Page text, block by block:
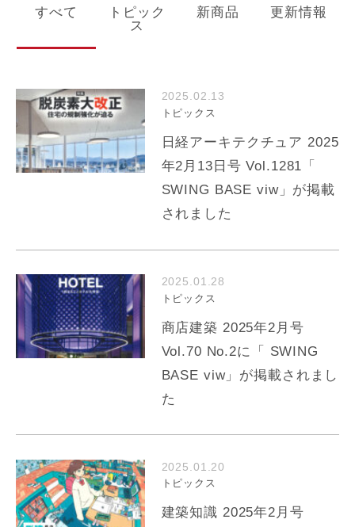
すべて
トピック
ス
新商品 更新情報
2025.02.13
トピックス
日経アーキテクチュア 2025
年2月13日号 Vol.1281「
SWING BASE viw」が掲載
されました
2025.01.28
トピックス
商店建築 2025年2月号
Vol.70 No.2に「 SWING
BASE viw」が掲載されまし
た
2025.01.20
トピックス
建築知識 2025年2月号